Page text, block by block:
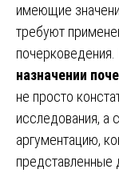
имеющие
требуют
назначении
не просто
исследования, а
аргументацию,
представленные